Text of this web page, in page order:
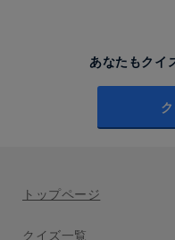
あなたもクイ
トップページ
クイズ一覧